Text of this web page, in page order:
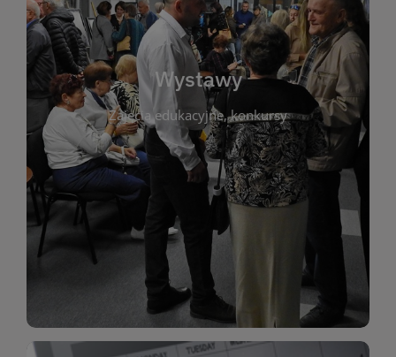
Wystawy
Zajęcia edukacyjne, konkursy
Wystawy
Biblioteka organizuje prezentujące zarówno
sztukę lokalnych twórców, jak i zbiory tematyczne.
W tej sekcji znajdziesz informacje o aktualnych
ekspozycjach oraz archiwum wystaw z
poprzednich lat. Prezentowane prace obejmują
malarstwo, fotografię, rękodzieło i inne formy
artystyczne. Każda wystawa to wyjątkowa okazja
do kontaktu z kulturą i sztuką w przestrzeni
biblioteki. Serdecznie zapraszamy wszystkich